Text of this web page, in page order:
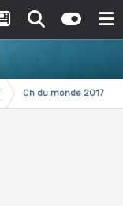
Ch du monde 2017